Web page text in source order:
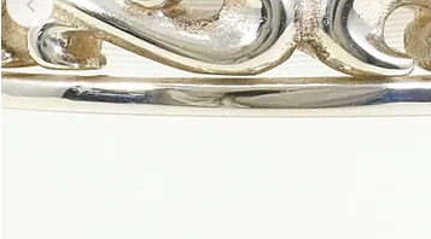
Previous